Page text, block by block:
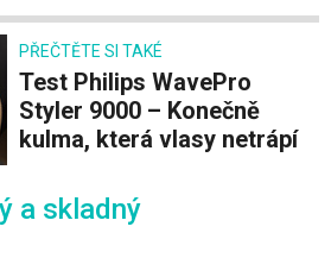
PŘEČTĚTE SI TAKÉ
Test Philips WavePro
Styler 9000 – Konečně
kulma, která vlasy netrápí
a skladný